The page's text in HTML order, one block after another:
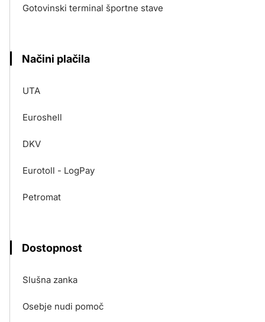
Gotovinski terminal športne stave
Načini plačila
UTA
Euroshell
DKV
Eurotoll - LogPay
Petromat
Dostopnost
Slušna zanka
Osebje nudi pomoč